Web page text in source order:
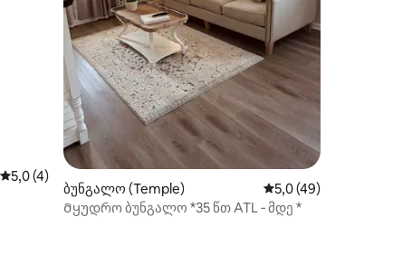
საშუალო შეფასებაა 5‑დან 5,0, 4 მიმოხილვა
5,0 (4)
ბუნგალო (Temple) საშუალო
5,0 (49)
Მყუდრო ბუნგალო *35 წთ ATL ‑ მდე *